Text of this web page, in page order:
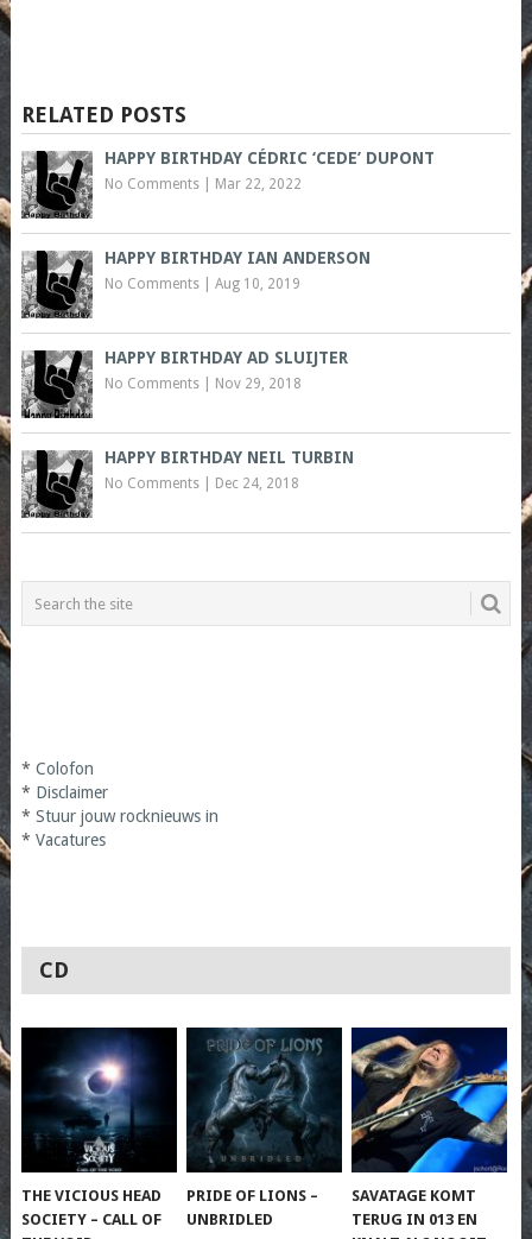
RELATED POSTS
HAPPY BIRTHDAY CÉDRIC ‘CEDE’ DUPONT
No Comments| Mar 22, 2022
HAPPY BIRTHDAY IAN ANDERSON
No Comments| Aug 10, 2019
HAPPY BIRTHDAY AD SLUIJTER
No Comments| Nov 29, 2018
HAPPY BIRTHDAY NEIL TURBIN
No Comments| Dec 24, 2018
* Colofon
* Disclaimer
* Stuur jouw rocknieuws in
* Vacatures
CD
THE VICIOUS HEAD
SOCIETY – CALL OF
PRIDE OF LIONS –
UNBRIDLED
SAVATAGE KOMT
TERUG IN 013 EN